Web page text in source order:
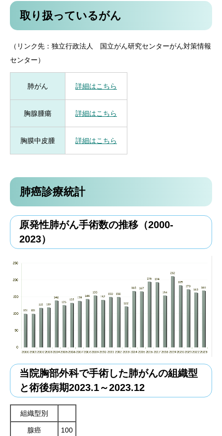
取り扱っているがん
（リンク先：独立行政法人 国立がん研究センターがん対策情報
センター）
肺がん 詳細はこちら
胸腺腫瘍 詳細はこちら
胸膜中皮腫 詳細はこちら
肺癌診療統計
原発性肺がん手術数の推移（2000-
2023）
当院胸部外科で手術した肺がんの組織型
と術後病期2023.1～2023.12
組織型別
腺癌 100